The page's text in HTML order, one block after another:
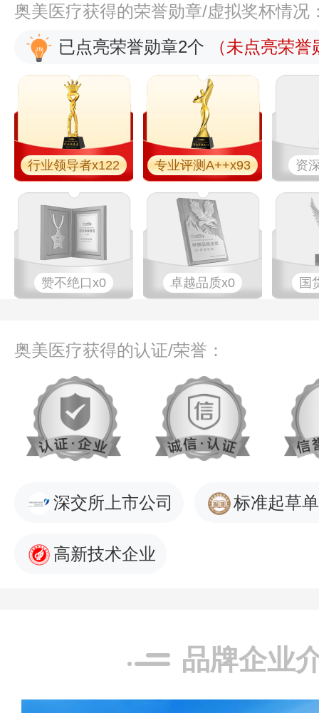
奥美医疗获得的荣誉勋章/虚拟奖杯情况
已点亮荣誉勋章2个
（未点亮荣
行业领导者x122 专业​评测A++x93 资
赞不绝口x0 卓越品质x0 国
奥美医疗获得的认证/荣誉：
深交所上市公司 标准起草
高新技术企业
品牌企业